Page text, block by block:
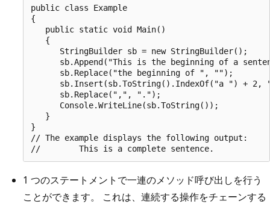
public class Example
{
   public static void Main()
   {
      StringBuilder sb = new StringBuilder();
sb.Append("This is the beginning of a
      sb.Replace("the beginning of ", "");
sb.Insert(sb.ToString().IndexOf("a ") + 2,
      sb.Replace(",", ".");
      Console.WriteLine(sb.ToString());
   }
}
// The example displays the following output:
1 つのステートメントで一連のメソッド呼び出しを行う
ことができます。 これは、連続する操作をチェーンする